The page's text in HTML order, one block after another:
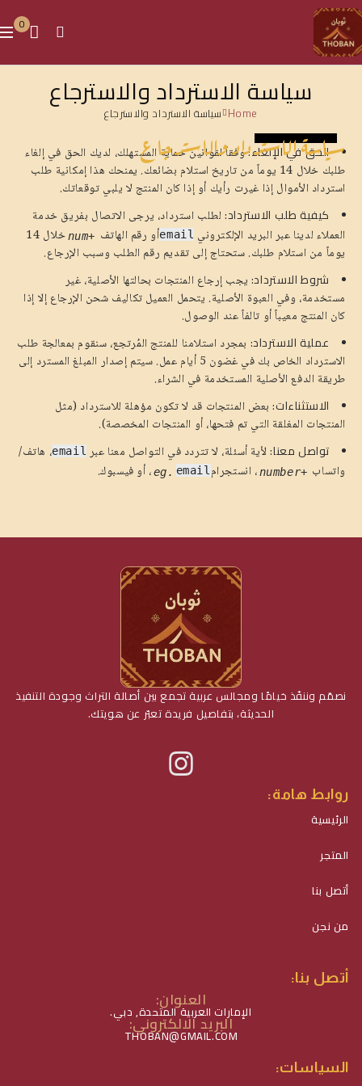
0
سياسة الاسترداد والاسترجاع
Home سياسة الاسترداد والاسترجاع
سياسة الاسترداد والاسترجاع
الحق في الإلغاء:وفقاً لقوانين حماية المستهلك، لديك الحق في إلغاء
طلبك خلال 14 يوماً من تاريخ استلام بضائعك.
يمنحك هذا إمكانية طلب
استرداد الأموال إذا غيرت رأيك أو إذا كان المنتج لا يلبي توقعاتك.
كيفية طلب الاسترداد:لطلب استرداد، يرجى الاتصال بفريق خدمة
العملاء لدينا عبر البريد الإلكتروني emailأو رقم الهاتف +num
خلال 14
يوماً من استلام طلبك. ستحتاج إلى تقديم رقم الطلب وسبب الإرجاع.
شروط الاسترداد: يجب إرجاع المنتجات بحالتها الأصلية، غير
مستخدمة، وفي العبوة الأصلية. يتحمل العميل تكاليف شحن الإرجاع إلا إذا
كان المنتج معيباً أو تالفاً عند الوصول.
عملية الاسترداد: بمجرد استلامنا للمنتج المُرتجع، سنقوم بمعالجة طلب
الاسترداد الخاص بك في غضون 5 أيام عمل.
سيتم إصدار المبلغ المسترد إلى
طريقة الدفع الأصلية المستخدمة في الشراء.
الاستثناءات:بعض المنتجات قد لا تكون مؤهلة للاسترداد (مثل
المنتجات المغلقة التي تم فتحها، أو المنتجات المخصصة).
تواصل معنا:لأية أسئلة، لا تتردد في التواصل معنا عبر email، هاتف/
واتساب +number ، انستجرام email
.eg ، أو فيسبوك.
نصمّم وننفّذ خيامًا ومجالس عربية تجمع بين أصالة التراث وجودة التنفيذ
الحديثة، بتفاصيل فريدة تعبّر عن هويتك.
أتصل بنا:
العنوان:
الإمارات العربية المتحدة, دبي.
البريد الالكتروني:
THOBAN@GMAIL.COM
روابط هامة:
الرئيسية
المتجر
أتصل بنا
من نجن
السياسات: